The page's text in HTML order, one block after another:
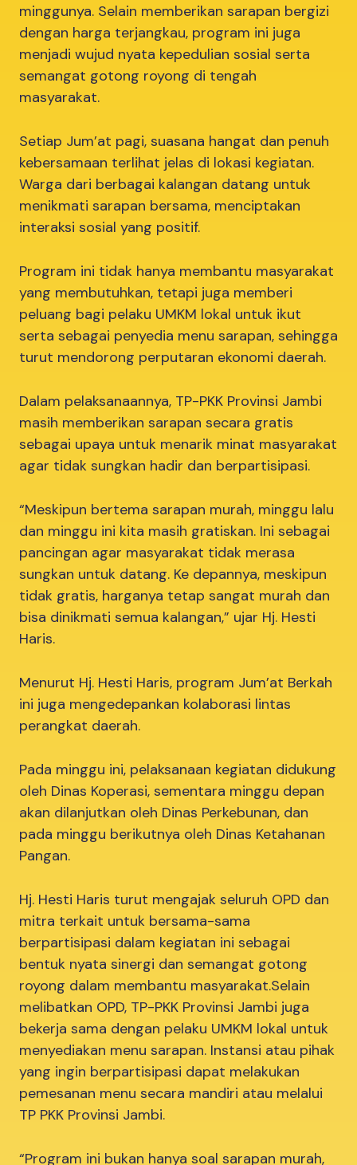
minggunya. Selain memberikan sarapan bergizi
dengan harga terjangkau, program ini juga
menjadi wujud nyata kepedulian sosial serta
semangat gotong royong di tengah
masyarakat.
Setiap Jum’at pagi, suasana hangat dan penuh
kebersamaan terlihat jelas di lokasi kegiatan.
Warga dari berbagai kalangan datang untuk
menikmati sarapan bersama, menciptakan
interaksi sosial yang positif.
Program ini tidak hanya membantu masyarakat
yang membutuhkan, tetapi juga memberi
peluang bagi pelaku UMKM lokal untuk ikut
serta sebagai penyedia menu sarapan, sehingga
turut mendorong perputaran ekonomi daerah.
Dalam pelaksanaannya, TP-PKK Provinsi Jambi
masih memberikan sarapan secara gratis
sebagai upaya untuk menarik minat masyarakat
agar tidak sungkan hadir dan berpartisipasi.
“Meskipun bertema sarapan murah, minggu lalu
dan minggu ini kita masih gratiskan. Ini sebagai
pancingan agar masyarakat tidak merasa
sungkan untuk datang. Ke depannya, meskipun
tidak gratis, harganya tetap sangat murah dan
bisa dinikmati semua kalangan,” ujar Hj. Hesti
Haris.
Menurut Hj. Hesti Haris, program Jum’at Berkah
ini juga mengedepankan kolaborasi lintas
perangkat daerah.
Pada minggu ini, pelaksanaan kegiatan didukung
oleh Dinas Koperasi, sementara minggu depan
akan dilanjutkan oleh Dinas Perkebunan, dan
pada minggu berikutnya oleh Dinas Ketahanan
Pangan.
Hj. Hesti Haris turut mengajak seluruh OPD dan
mitra terkait untuk bersama-sama
berpartisipasi dalam kegiatan ini sebagai
bentuk nyata sinergi dan semangat gotong
royong dalam membantu masyarakat.Selain
melibatkan OPD, TP-PKK Provinsi Jambi juga
bekerja sama dengan pelaku UMKM lokal untuk
menyediakan menu sarapan. Instansi atau pihak
yang ingin berpartisipasi dapat melakukan
pemesanan menu secara mandiri atau melalui
TP PKK Provinsi Jambi.
“Program ini bukan hanya soal sarapan murah,